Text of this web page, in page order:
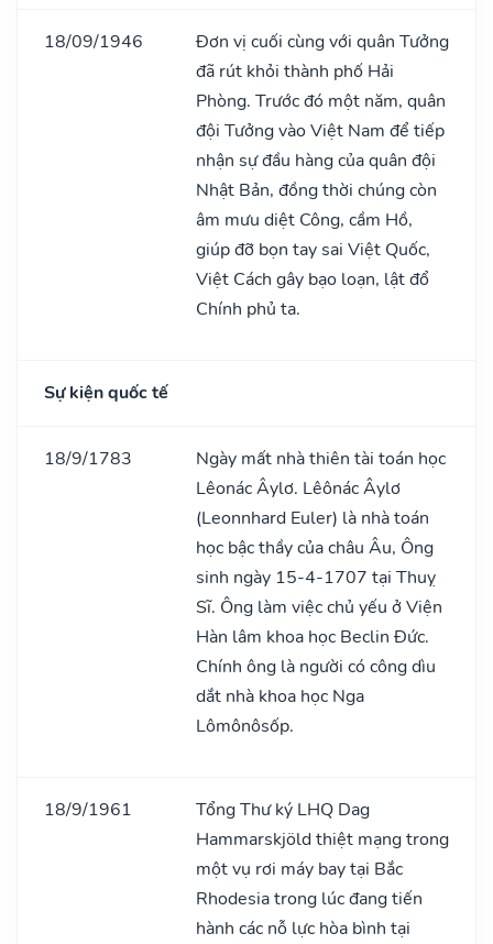
18/09/1946
Đơn vị cuối cùng với quân Tưởng
đã rút khỏi thành phố Hải
Phòng. Trước đó một năm, quân
đội Tưởng vào Việt Nam để tiếp
nhận sự đầu hàng của quân đội
Nhật Bản, đồng thời chúng còn
âm mưu diệt Công, cầm Hồ,
giúp đỡ bọn tay sai Việt Quốc,
Việt Cách gây bạo loạn, lật đổ
Chính phủ ta.
Sự kiện quốc tế
18/9/1783
Ngày mất nhà thiên tài toán học
Lêonác Âylơ. Lêônác Âylơ
(Leonnhard Euler) là nhà toán
học bậc thầy của châu Âu, Ông
sinh ngày 15-4-1707 tại Thuỵ
Sĩ. Ông làm việc chủ yếu ở Viện
Hàn lâm khoa học Beclin Đức.
Chính ông là người có công dìu
dắt nhà khoa học Nga
Lômônôsốp.
18/9/1961
Tổng Thư ký LHQ Dag
Hammarskjöld thiệt mạng trong
một vụ rơi máy bay tại Bắc
Rhodesia trong lúc đang tiến
hành các nỗ lực hòa bình tại